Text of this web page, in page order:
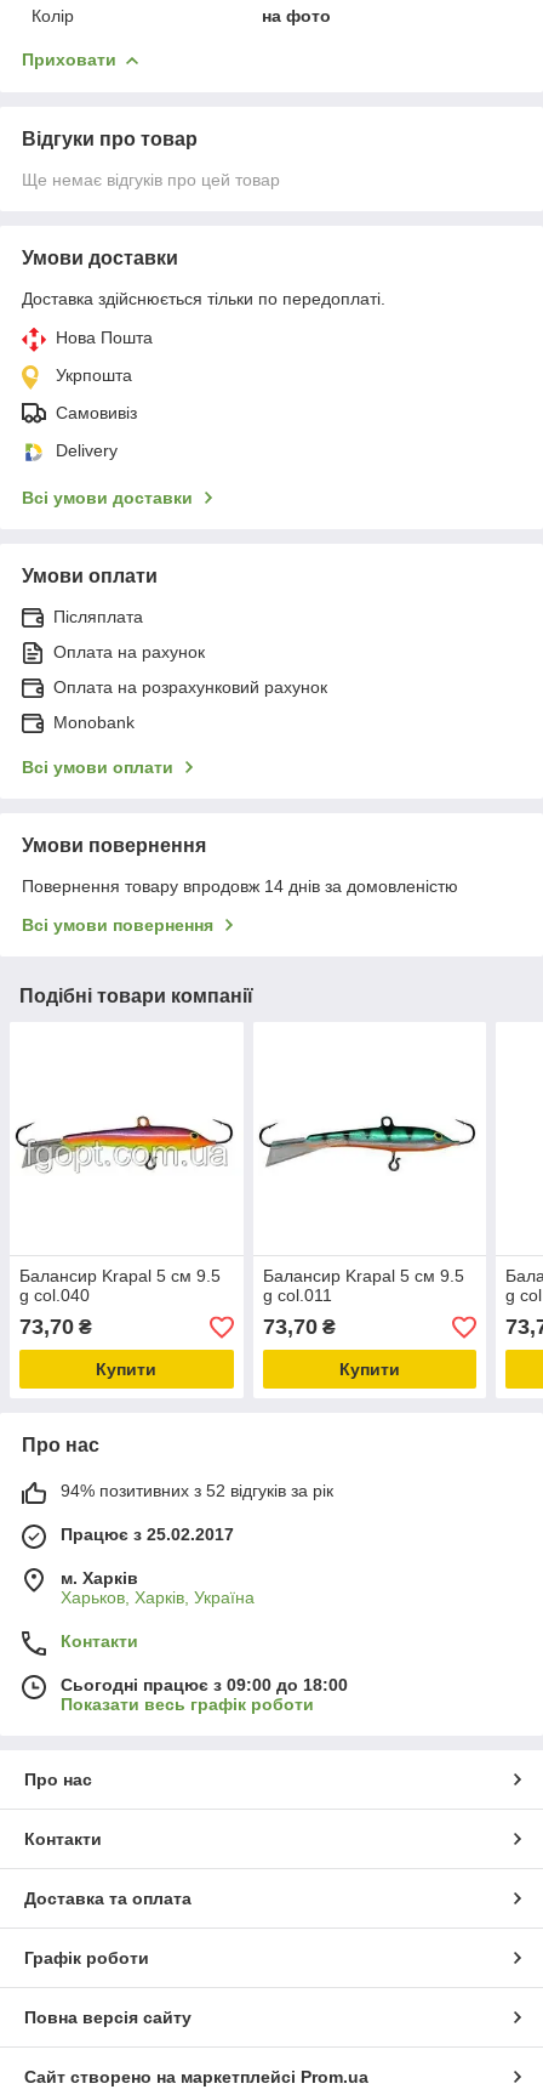
Колір
на фото
Приховати
Відгуки про товар
Ще немає відгуків про цей товар
Умови доставки
Доставка здійснюється тільки по передоплаті.
Нова Пошта
Укрпошта
Самовивіз
Delivery
Всі умови доставки
Умови оплати
Післяплата
Оплата на рахунок
Оплата на розрахунковий рахунок
Monobank
Всі умови оплати
Умови повернення
Повернення товару впродовж 14 днів за домовленістю
Всі умови повернення
Подібні товари компанії
Балансир Krapal 5 см 9.5
g col.040
73,70 ₴
Купити
Балансир Krapal 5 см 9.5
g col.011
73,70₴
Купити
g
Про нас
94% позитивних з 52 відгуків за рік
Працює з 25.02.2017
м. Харків
Харьков, Харків, Україна
Контакти
Сьогодні працює з 09:00 до 18:00
Показати весь графік роботи
Про нас
Контакти
Доставка та оплата
Графік роботи
Повна версія сайту
Сайт створено на маркетплейсі Prom.ua